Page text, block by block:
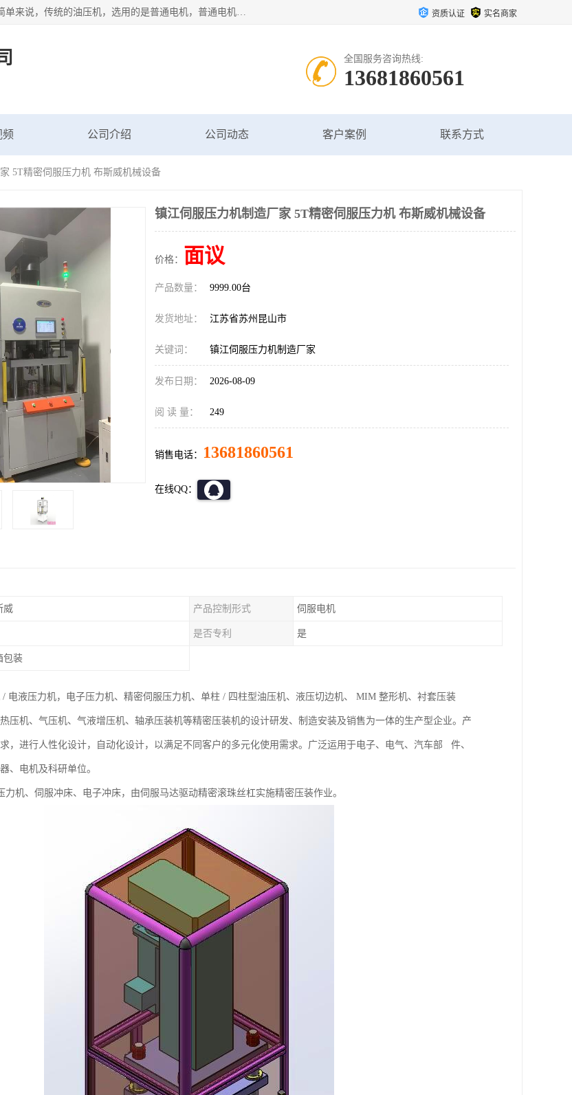
苏州布斯威机械设备有限公司主要经营：伺服油压机也是一款液压机；简单来说，传统的油压机，选用的是普通电机，普通电机容易发热，容易烧坏。伺服油压机采用先进的伺服电机，一般选用汇川 、日本大金、台达等品牌。伺服电机配套伺服泵还有伺服驱动器等部件，这样机器的电机过热，能耗的控制、机器工作的噪音都得到了完美的解决。 资质认证 实名商家
全国服务咨询热线:
13681860561
频 公司介绍 公司动态 客户案例 联系方式
5T精密伺服压力机 布斯威机械设备
镇江伺服压力机制造厂家 5T精密伺服压力机 布斯威机械设备
价格： 面议
产品数量： 9999.00台
发货地址： 江苏省苏州昆山市
关键词： 镇江伺服压力机制造厂家
发布日期： 2026-08-09
阅 读 量： 249
销售电话： 13681860561
在线QQ：
威 产品控制形式 伺服电机
是否专利 是
包装
电液压力机，电子压力机、精密伺服压力机、单柱 / 四柱型油压机、液压切边机、 MIM 整形机、衬套压装
压机、气压机、气液增压机、轴承压装机等精密压装机的设计研发、制造安装及销售为一体的生产型企业。产
，进行人性化设计，自动化设计，以满足不同客户的多元化使用需求。广泛运用于电子、电气、汽车部 件、
、电机及科研单位。
力机、伺服冲床、电子冲床，由伺服马达驱动精密滚珠丝杠实施精密压装作业。